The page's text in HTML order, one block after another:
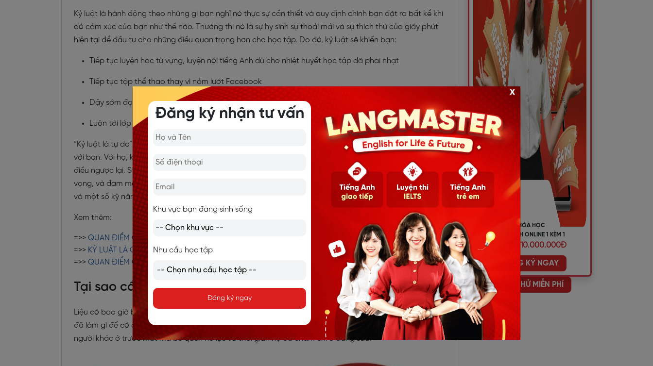
Kỷ luật là hành động theo những gì bạn nghĩ nó thực sự cần thiết và quy định chính bạn đặt ra bất kể khi
đó cảm xúc của bạn như thế nào. Thường thì nó là sự hy sinh sự thoải mái và sự thích thú của giây phút
hiện tại để đầu tư cho những điều quan trọng hơn cho học tập. Do đó, kỷ luật sẽ khiến bạn:
Tiếp tục luyện học từ vựng, luyện nói tiếng Anh dù cho nhiệt huyết học tập đã phai nhạt
Tiếp tục tập thể thao thay vì nằm lướt Facebook
Dậy sớm đọc sách, ngồi thiền thay vì ngủ nướng
Luôn tới lớp đúng giờ dù cho thời tiết lạnh giá hay hôm đó có những cuộc hẹn đi chơi vui hơn
“Kỷ luật là tự do”. Có thể bạn sẽ không đồng ý với câu nói này, và thực ra rất nhiều người cùng suy nghĩ
với bạn. Với họ, kỷ luật đồng nghĩa với việc thiếu tự do hay là mất tự do, nhưng thực tế đã chứng minh
điều ngược lại. Stephen R. Covey từng nói: “Những người không có kỷ luật là nô lệ cho cảm xúc, dục
vọng, và đam mê“. Chính vì vậy mà xét về lâu dài, nhưng nhiều thiếu kỷ luật sẽ không có được sự tự do
và một số kỹ năng như ngoại ngữ hoặc chơi một loại nhạc cụ.
Xem thêm:
=>> QUAN ĐIỂM CỦA BAN LÃNH ĐẠO VỀ VĂN HÓA KỶ LUẬT LÀ SỨC MẠNH CỦA TỔ CHỨC
=>> KỶ LUẬT LÀ GÌ? TẠI SAO CẦN RÈN TÍNH KỶ LUẬT ĐỂ THÀNH CÔNG?
=>> QUAN ĐIỂM CỦA LANGMASTER KHI ÁP DỤNG KỶ LUẬT TRONG TIẾNG ANH
Tại sao cần kỷ luật trong học tập?
Liệu có bao giờ bạn thấy ghen tị vì kết quả của người khác? Mà trong khi lại chưa nhìn lại bản thân mình
đã làm gì để có được thành quả của riêng mình. Hầu hết chúng ta chỉ nhìn kết quả thành công của
người khác ở trước mắt mà bỏ quên nỗ lực và thời gian họ đã chăm chỉ ở đằng sau.
KHÓA HỌC
TIẾNG ANH ONLINE 1 KÈM 1
ƯU ĐÃI 10.000.000Đ
ĐĂNG KÝ NGAY
HỌC THỬ MIỄN PHÍ
Đăng ký nhận tư vấn
Khu vực bạn đang sinh sống
Nhu cầu học tập
Đăng ký ngay
x